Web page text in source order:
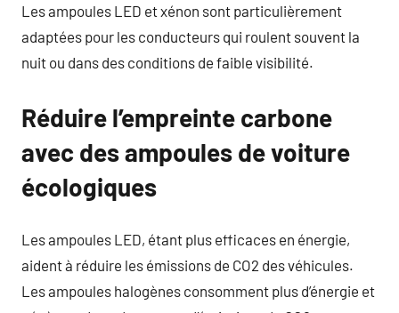
Les ampoules LED et xénon sont particulièrement
adaptées pour les conducteurs qui roulent souvent la
nuit ou dans des conditions de faible visibilité.
Réduire l’empreinte carbone
avec des ampoules de voiture
écologiques
Les ampoules LED, étant plus efficaces en énergie,
aident à réduire les émissions de CO2 des véhicules.
Les ampoules halogènes consomment plus d’énergie et